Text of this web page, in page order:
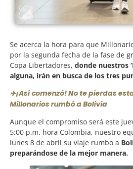
Se acerca la hora para que
por la segunda fecha de la fase de
Copa Libertadores, donde nuestros
alguna, irán en busca de los tres
✈️¡Así comenzó! No te pierdas
Millonarios rumbó a Bolivia
Aunque el compromiso será este
5:00 p.m. hora Colombia, nuestro
lunes 8 de abril su viaje rumbo a
preparándose de la mejor manera.